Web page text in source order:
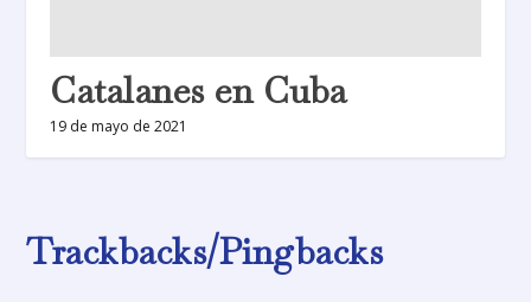
Catalanes en Cuba
19 de mayo de 2021
Trackbacks/Pingbacks